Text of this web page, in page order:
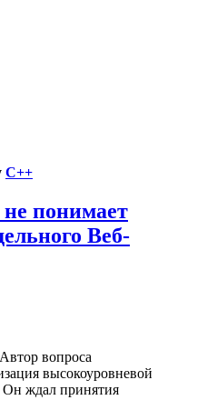
C++
понимает
Веб-
Автор вопроса
высокоуровневой
Он ждал принятия